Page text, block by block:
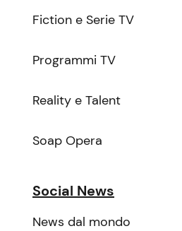
Fiction e Serie TV
Programmi TV
Reality e Talent
Soap Opera
Social News
News dal mondo